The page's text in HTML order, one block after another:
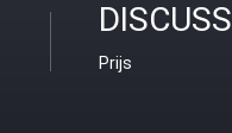
DISCUSS
Prijs